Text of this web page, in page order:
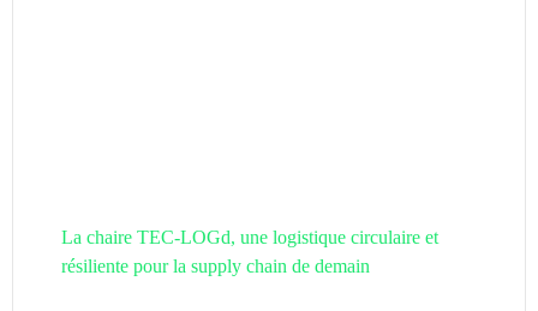
La chaire TEC-LOGd, une logistique circulaire et
résiliente pour la supply chain de demain